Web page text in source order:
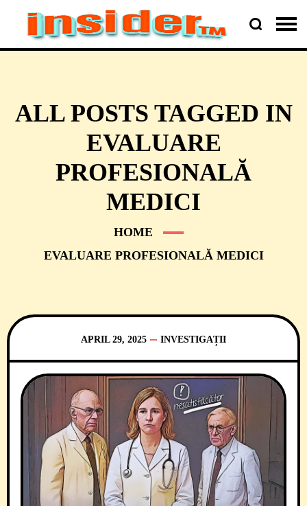
ALL POSTS TAGGED IN
EVALUARE
PROFESIONALĂ
MEDICI
HOME
EVALUARE PROFESIONALĂ MEDICI
APRIL 29, 2025 INVESTIGAȚII